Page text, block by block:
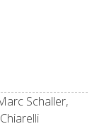
Schaller,